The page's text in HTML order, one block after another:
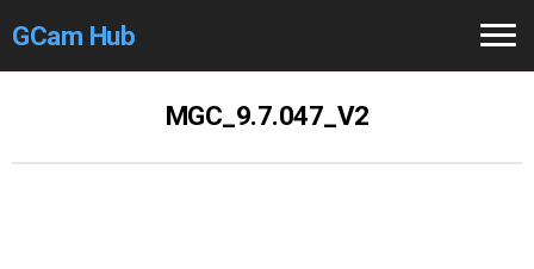
GCam Hub
MGC_9.7.047_V2